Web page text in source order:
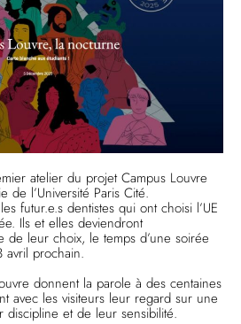
atelier du projet Campus Louvre
de l’Université Paris Cité.
futur.e.s dentistes qui ont choisi l’UE
Ils et elles deviendront
de leur choix, le temps d’une soirée
prochain.
donnent la parole à des centaines
avec les visiteurs leur regard sur une
et de leur sensibilité.